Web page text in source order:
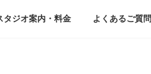
タジオ案内・料金 よくあるご質問